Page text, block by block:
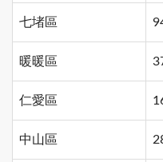
七堵區
暖暖區
仁愛區
中山區